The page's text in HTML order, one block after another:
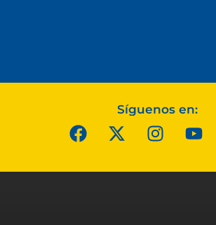
Síguenos en: